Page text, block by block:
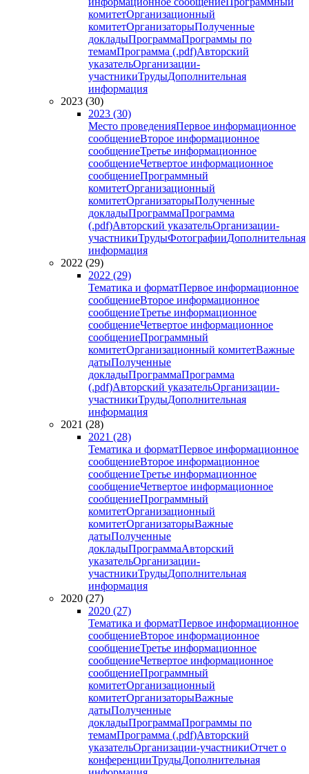
комитетОрганизационный
комитетОрганизаторыПолученные
докладыПрограммаПрограммы по
темамПрограмма (.pdf)Авторский
указательОрганизации-
участникиТрудыДополнительная
информация
2023 (30)
2023 (30)
Место проведенияПервое информационное
сообщениеВторое информационное
сообщениеТретье информационное
сообщениеЧетвертое информационное
сообщениеПрограммный
комитетОрганизационный
комитетОрганизаторыПолученные
докладыПрограммаПрограмма
(.pdf)Авторский указательОрганизации-
участникиТрудыФотографииДополнительная
информация
2022 (29)
2022 (29)
Тематика и форматПервое информационное
сообщениеВторое информационное
сообщениеТретье информационное
сообщениеЧетвертое информационное
сообщениеПрограммный
комитетОрганизационный комитетВажные
датыПолученные
докладыПрограммаПрограмма
(.pdf)Авторский указательОрганизации-
участникиТрудыДополнительная
информация
2021 (28)
2021 (28)
Тематика и форматПервое информационное
сообщениеВторое информационное
сообщениеТретье информационное
сообщениеЧетвертое информационное
сообщениеПрограммный
комитетОрганизационный
комитетОрганизаторыВажные
датыПолученные
докладыПрограммаАвторский
указательОрганизации-
участникиТрудыДополнительная
информация
2020 (27)
2020 (27)
Тематика и форматПервое информационное
сообщениеВторое информационное
сообщениеТретье информационное
сообщениеЧетвертое информационное
сообщениеПрограммный
комитетОрганизационный
комитетОрганизаторыВажные
датыПолученные
докладыПрограммаПрограммы по
темамПрограмма (.pdf)Авторский
указательОрганизации-участникиОтчет о
конференцииТрудыДополнительная